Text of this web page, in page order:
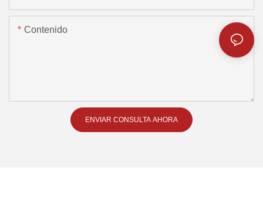
Contenido
ENVIAR CONSULTA AHORA